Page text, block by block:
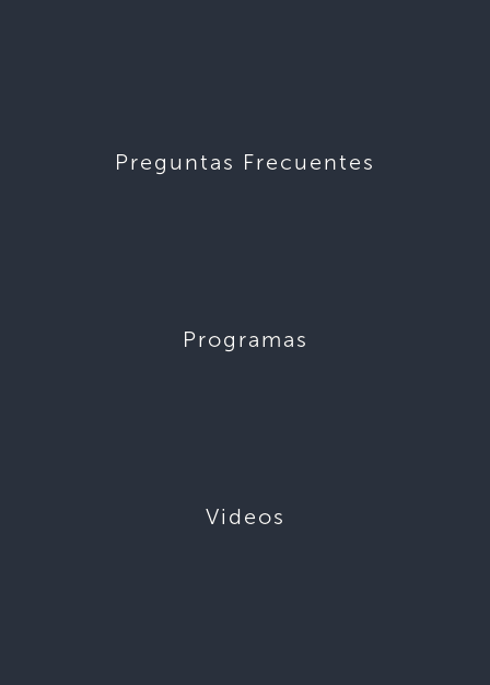
Preguntas Frecuentes
Programas
Videos